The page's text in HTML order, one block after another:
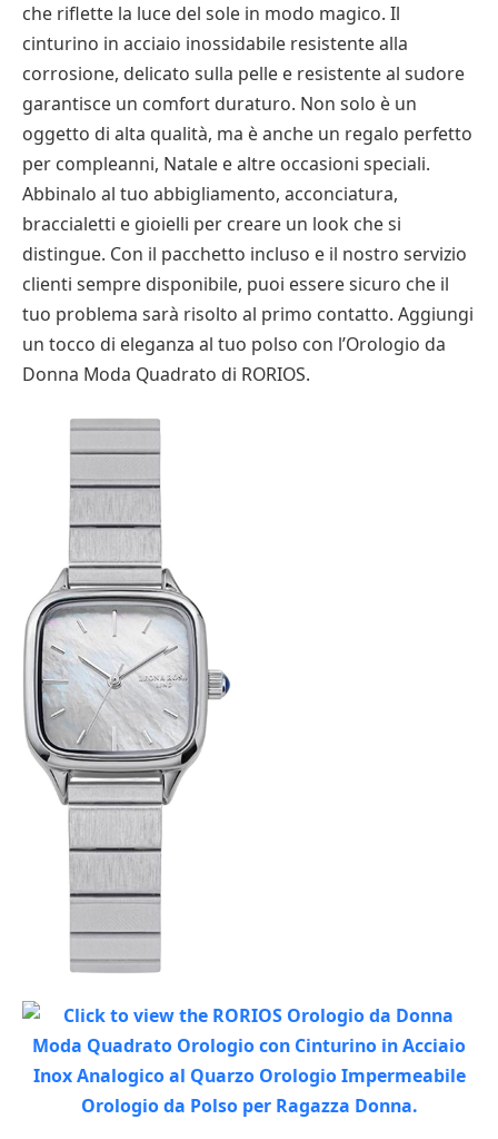
che riflette la luce del sole in modo magico. Il
cinturino in acciaio inossidabile resistente alla
corrosione, delicato sulla pelle e resistente al sudore
garantisce un comfort duraturo. Non solo è un
oggetto di alta qualità, ma è anche un regalo perfetto
per compleanni, Natale e altre occasioni speciali.
Abbinalo al tuo abbigliamento, acconciatura,
braccialetti e gioielli per creare un look che si
distingue. Con il pacchetto incluso e il nostro servizio
clienti sempre disponibile, puoi essere sicuro che il
tuo problema sarà risolto al primo contatto. Aggiungi
un tocco di eleganza al tuo polso con l’Orologio da
Donna Moda Quadrato di RORIOS.